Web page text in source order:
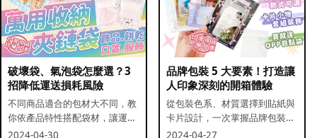
破壞袋、氣泡袋怎麼選？3
招降低運送損耗風險
不同商品適合的包材大不同，教
你依產品特性搭配袋材，讓運送
更安全。
2024-04-30
品牌包裝 5 大要素！打造讓
人印象深刻的開箱體驗
從包裝色系、材質選擇到貼紙與
卡片設計，一次掌握品牌包裝的
關鍵要素。
2024-04-27